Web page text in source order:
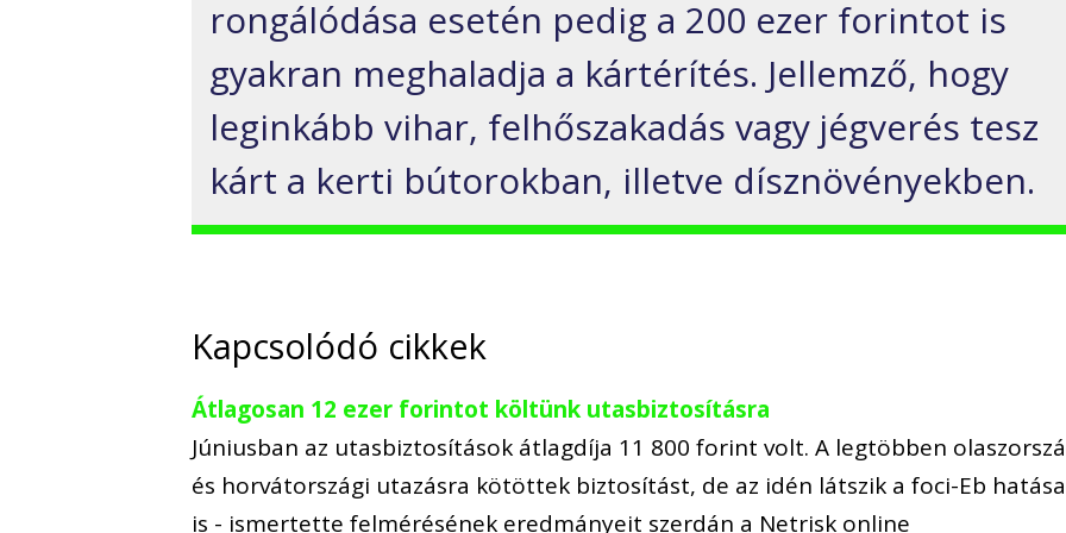
rongálódása esetén pedig a 200 ezer forintot is
gyakran meghaladja a kártérítés. Jellemző, hogy
leginkább vihar, felhőszakadás vagy jégverés tesz
kárt a kerti bútorokban, illetve dísznövényekben.
Kapcsolódó cikkek
Átlagosan 12 ezer forintot költünk utasbiztosításra
Júniusban az utasbiztosítások átlagdíja 11 800 forint volt. A legtöbben
és horvátországi utazásra kötöttek biztosítást, de az idén látszik a foci-Eb hatása
is - ismertette felmérésének eredmányeit szerdán a Netrisk online